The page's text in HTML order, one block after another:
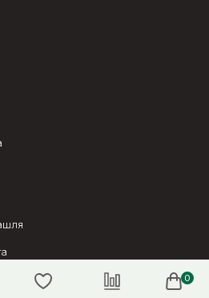
0